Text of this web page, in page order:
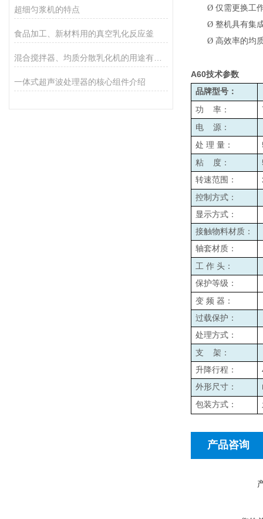
超细匀浆机的特点
食品加工、新材料用的真空乳化反应釜
一体式超声波处理器的核心组件介绍
Ø 仅需更换工
Ø 整机具有集
Ø 高效率的均
A60技术参数
品牌型号：
功
率：
电
源：
处 理 量：
粘 度：
转速范围：
控制方式：
显示方式：
接触物料材质：
轴套材质：
工 作 头：
保护等级：
变 频 器：
过载保护：
处理方式：
支
架：
升降行程：
外形尺寸：
包装方式：
产品咨询